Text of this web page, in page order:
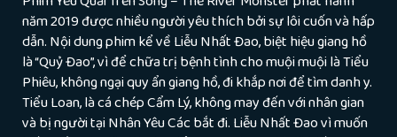
năm 2019 được nhiều người yêu thích bởi sự lôi cuốn và hấp
dẫn. Nội dung phim kể về Liễu Nhất Đao, biệt hiệu giang hồ
là “Quỷ Đao”, vì để chữa trị bệnh tình cho muội muội là Tiểu
Phiêu, không ngại quy ẩn giang hồ, đi khắp nơi để tìm danh y.
Tiểu Loan, là cá chép Cẩm Lý, không may đến với nhân gian
và bị người tại Nhân Yêu Các bắt đi. Liễu Nhất Đao vì muốn